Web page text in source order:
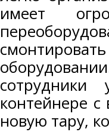
имеет
контейнере
новую тару,